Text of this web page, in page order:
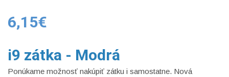
6,15€
i9 zátka - Modrá
Ponúkame možnosť nakúpiť zátku i samostatne. Nová